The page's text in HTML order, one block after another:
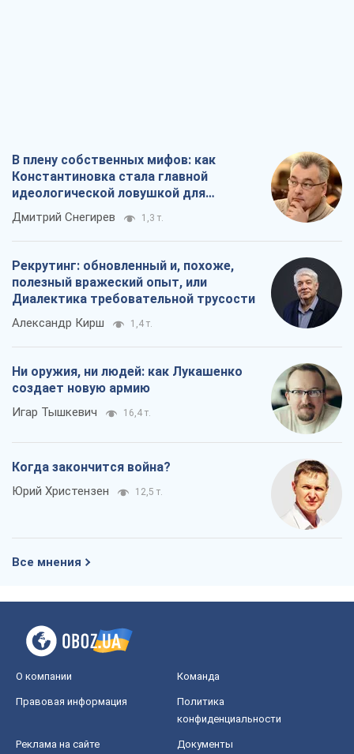
В плену собственных мифов: как
Константиновка стала главной
идеологической ловушкой для
российских оккупантов
Дмитрий Снегирев 1,3 т.
Рекрутинг: обновленный и, похоже,
полезный вражеский опыт, или
Диалектика требовательной трусости
Александр Кирш 1,4 т.
Ни оружия, ни людей: как Лукашенко
создает новую армию
Игар Тышкевич 16,4 т.
Когда закончится война?
Юрий Христензен 12,5 т.
Все мнения
О компании Команда
Правовая информация
Политика
конфиденциальности
Реклама на сайте Документы